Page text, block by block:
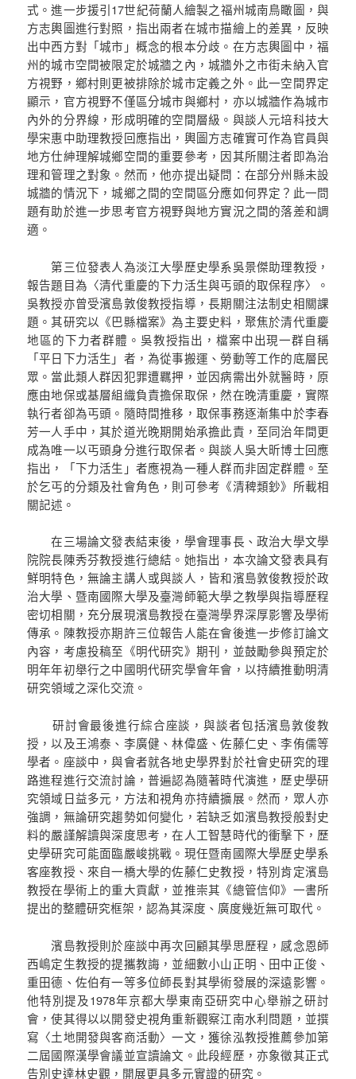
式。進一步援引17世紀荷蘭人繪製之福州城南鳥瞰圖，與
方志輿圖進行對照，指出兩者在城市描繪上的差異，反映
出中西方對「城市」概念的根本分歧。在方志輿圖中，福
州的城市空間被限定於城牆之內，城牆外之市街未納入官
方視野，鄉村則更被排除於城市定義之外。此一空間界定
顯示，官方視野不僅區分城市與鄉村，亦以城牆作為城市
內外的分界線，形成明確的空間層級。與談人元培科技大
學宋惠中助理教授回應指出，輿圖方志確實可作為官員與
地方仕紳理解城鄉空間的重要參考，因其所關注者即為治
理和管理之對象。然而，他亦提出疑問：在部分州縣未設
城牆的情況下，城鄉之間的空間區分應如何界定？此一問
題有助於進一步思考官方視野與地方實況之間的落差和調
適。
第三位發表人為淡江大學歷史學系吳景傑助理教授，
報告題目為〈清代重慶的下力活生與丐頭的取保程序〉。
吳教授亦曾受濱島敦俊教授指導，長期關注法制史相關課
題。其研究以《巴縣檔案》為主要史料，聚焦於清代重慶
地區的下力者群體。吳教授指出，檔案中出現一群自稱
「平日下力活生」者，為從事搬運、勞動等工作的底層民
眾。當此類人群因犯罪遭羈押，並因病需出外就醫時，原
應由地保或基層組織負責擔保取保，然在晚清重慶，實際
執行者卻為丐頭。隨時間推移，取保事務逐漸集中於李春
芳一人手中，其於道光晚期開始承擔此責，至同治年間更
成為唯一以丐頭身分進行取保者。與談人吳大昕博士回應
指出，「下力活生」者應視為一種人群而非固定群體。至
於乞丐的分類及社會角色，則可參考《清稗類鈔》所載相
關記述。
在三場論文發表結束後，學會理事長、政治大學文學
院院長陳秀芬教授進行總結。她指出，本次論文發表具有
鮮明特色，無論主講人或與談人，皆和濱島敦俊教授於政
治大學、暨南國際大學及臺灣師範大學之教學與指導歷程
密切相關，充分展現濱島教授在臺灣學界深厚影響及學術
傳承。陳教授亦期許三位報告人能在會後進一步修訂論文
內容，考慮投稿至《明代研究》期刊，並鼓勵參與預定於
明年年初舉行之中國明代研究學會年會，以持續推動明清
研究領域之深化交流。
研討會最後進行綜合座談，與談者包括濱島敦俊教
授，以及王鴻泰、李廣健、林偉盛、佐藤仁史、李侑儒等
學者。座談中，與會者就各地史學界對於社會史研究的理
路進程進行交流討論，普遍認為隨著時代演進，歷史學研
究領域日益多元，方法和視角亦持續擴展。然而，眾人亦
強調，無論研究趨勢如何變化，若缺乏如濱島教授般對史
料的嚴謹解讀與深度思考，在人工智慧時代的衝擊下，歷
史學研究可能面臨嚴峻挑戰。現任暨南國際大學歷史學系
客座教授、來自一橋大學的佐藤仁史教授，特別肯定濱島
教授在學術上的重大貢獻，並推崇其《總管信仰》一書所
提出的整體研究框架，認為其深度、廣度幾近無可取代。
濱島教授則於座談中再次回顧其學思歷程，感念恩師
西嶋定生教授的提攜教誨，並細數小山正明、田中正俊、
重田德、佐伯有一等多位師長對其學術發展的深遠影響。
他特別提及1978年京都大學東南亞研究中心舉辦之研討
會，使其得以以開發史視角重新觀察江南水利問題，並撰
寫〈土地開發與客商活動〉一文，獲徐泓教授推薦參加第
二屆國際漢學會議並宣讀論文。此段經歷，亦象徵其正式
告別史達林史觀，開展更具多元實證的研究。